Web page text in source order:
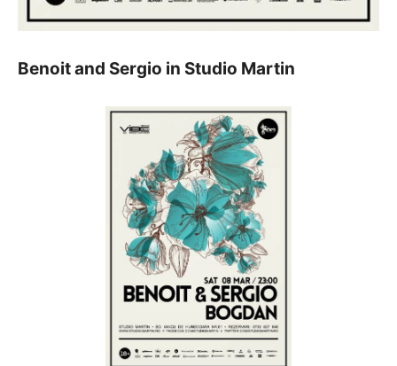
Benoit and Sergio in Studio Martin